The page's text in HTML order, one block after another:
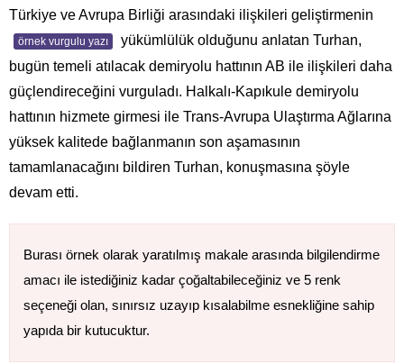
Türkiye ve Avrupa Birliği arasındaki ilişkileri geliştirmenin
örnek vurgulu yazı
yükümlülük olduğunu anlatan Turhan,
bugün temeli atılacak demiryolu hattının AB ile ilişkileri daha
güçlendireceğini vurguladı. Halkalı-Kapıkule demiryolu
hattının hizmete girmesi ile Trans-Avrupa Ulaştırma Ağlarına
yüksek kalitede bağlanmanın son aşamasının
tamamlanacağını bildiren Turhan, konuşmasına şöyle
devam etti.
Burası örnek olarak yaratılmış makale arasında bilgilendirme
amacı ile istediğiniz kadar çoğaltabileceğiniz ve 5 renk
seçeneği olan, sınırsız uzayıp kısalabilme esnekliğine sahip
yapıda bir kutucuktur.